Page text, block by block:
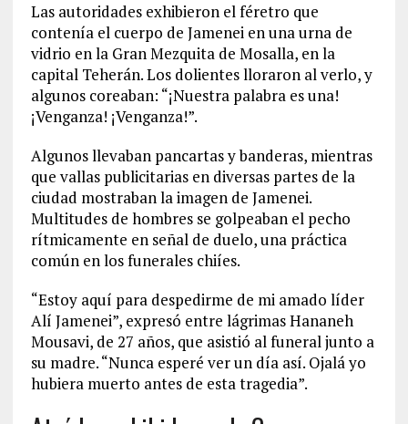
Las autoridades exhibieron el féretro que
contenía el cuerpo de Jamenei en una urna de
vidrio en la Gran Mezquita de Mosalla, en la
capital Teherán. Los dolientes lloraron al verlo, y
algunos coreaban: “¡Nuestra palabra es una!
¡Venganza! ¡Venganza!”.
Algunos llevaban pancartas y banderas, mientras
que vallas publicitarias en diversas partes de la
ciudad mostraban la imagen de Jamenei.
Multitudes de hombres se golpeaban el pecho
rítmicamente en señal de duelo, una práctica
común en los funerales chiíes.
“Estoy aquí para despedirme de mi amado líder
Alí Jamenei”, expresó entre lágrimas Hananeh
Mousavi, de 27 años, que asistió al funeral junto a
su madre. “Nunca esperé ver un día así. Ojalá yo
hubiera muerto antes de esta tragedia”.